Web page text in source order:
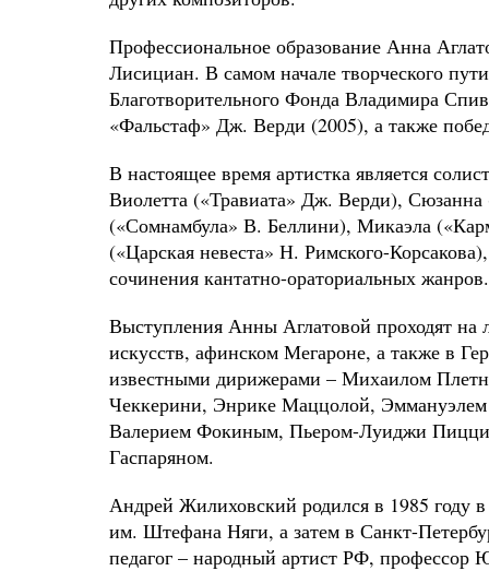
Профессиональное образование Анна
Лисициан. В самом начале творческого
Благотворительного Фонда Владимира
«Фальстаф» Дж. Верди (2005), а также
В настоящее время артистка является
Виолетта («Травиата» Дж. Верди),
(«Сомнамбула» В. Беллини), Микаэла
(«Царская невеста» Н. Римского-
сочинения кантатно-ораториальных жанров.
Выступления Анны Аглатовой проходят
искусств, афинском Мегароне, а также в
известными дирижерами – Михаилом
Чеккерини, Энрике Маццолой,
Валерием Фокиным, Пьером-Луиджи Пицци.
Гаспаряном.
Андрей Жилиховский родился в 1985 году
им. Штефана Няги, а затем в Санкт-
педагог – народный артист РФ,